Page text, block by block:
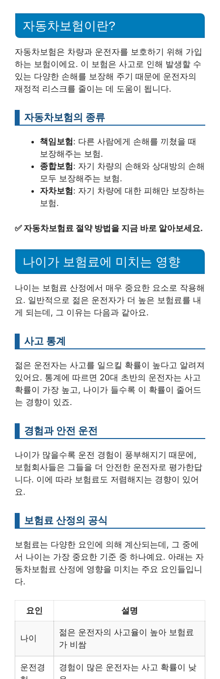
자동차보험이란?
자동차보험은 차량과 운전자를 보호하기 위해 가입
하는 보험이에요. 이 보험은 사고로 인해 발생할 수
있는 다양한 손해를 보장해 주기 때문에 운전자의
재정적 리스크를 줄이는 데 도움이 됩니다.
자동차보험의 종류
책임보험: 다른 사람에게 손해를 끼쳤을 때
보장해주는 보험.
종합보험: 자기 차량의 손해와 상대방의 손해
모두 보장해주는 보험.
자차보험: 자기 차량에 대한 피해만 보장하는
보험.
✅ 자동차보험료 절약 방법을 지금 바로 알아보세요.
나이가 보험료에 미치는 영향
나이는 보험료 산정에서 매우 중요한 요소로 작용해
요. 일반적으로 젊은 운전자가 더 높은 보험료를 내
게 되는데, 그 이유는 다음과 같아요.
사고 통계
젊은 운전자는 사고를 일으킬 확률이 높다고 알려져
있어요. 통계에 따르면 20대 초반의 운전자는 사고
확률이 가장 높고, 나이가 들수록 이 확률이 줄어드
는 경향이 있죠.
경험과 안전 운전
나이가 많을수록 운전 경험이 풍부해지기 때문에,
보험회사들은 그들을 더 안전한 운전자로 평가한답
니다. 이에 따라 보험료도 저렴해지는 경향이 있어
요.
보험료 산정의 공식
보험료는 다양한 요인에 의해 계산되는데, 그 중에
서 나이는 가장 중요한 기준 중 하나예요. 아래는 자
동차보험료 산정에 영향을 미치는 주요 요인들입니
다.
요인 설명
나이
젊은 운전자의 사고율이 높아 보험료
가 비쌈
운전경
경험이 많은 운전자는 사고 확률이 낮